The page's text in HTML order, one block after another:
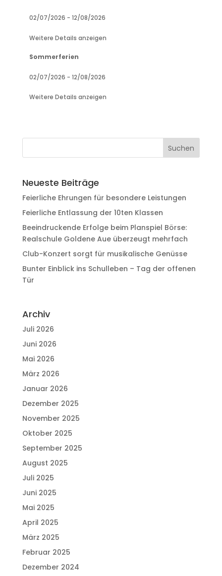
02/07/2026 - 12/08/2026
Weitere Details anzeigen
Sommerferien
02/07/2026 - 12/08/2026
Weitere Details anzeigen
Neueste Beiträge
Feierliche Ehrungen für besondere Leistungen
Feierliche Entlassung der 10ten Klassen
Beeindruckende Erfolge beim Planspiel Börse:
Realschule Goldene Aue überzeugt mehrfach
Club-Konzert sorgt für musikalische Genüsse
Bunter Einblick ins Schulleben – Tag der offenen
Tür
Archiv
Juli 2026
Juni 2026
Mai 2026
März 2026
Januar 2026
Dezember 2025
November 2025
Oktober 2025
September 2025
August 2025
Juli 2025
Juni 2025
Mai 2025
April 2025
März 2025
Februar 2025
Dezember 2024